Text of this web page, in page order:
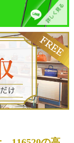
方へ
込
込